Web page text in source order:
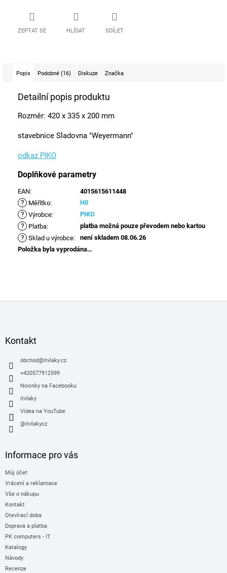
ZEPTAT SE HLÍDAT SDÍLET
Popis Podobné (16) Diskuze Značka
Detailní popis produktu
Rozměr: 420 x 335 x 200 mm
stavebnice Sladovna "Weyermann"
odkaz PIKO
Doplňkové parametry
EAN: 4015615611448
? Měřítko: H0
? Výrobce: PIKO
? Platba: platba možná pouze převodem nebo kartou
? Sklad u výrobce:
není skladem 08.06.26
Položka byla vyprodána…
Kontakt
obchod@itvlaky.cz
+420577912599
Novinky na Facebooku
itvlaky
Videa na YouTube
@itvlakycz
Informace pro vás
Můj účet
Vrácení a reklamace
Vše o nákupu
Kontakt
Otevírací doba
Doprava a platba
PK computers - IT
Katalogy
Návody
Recenze